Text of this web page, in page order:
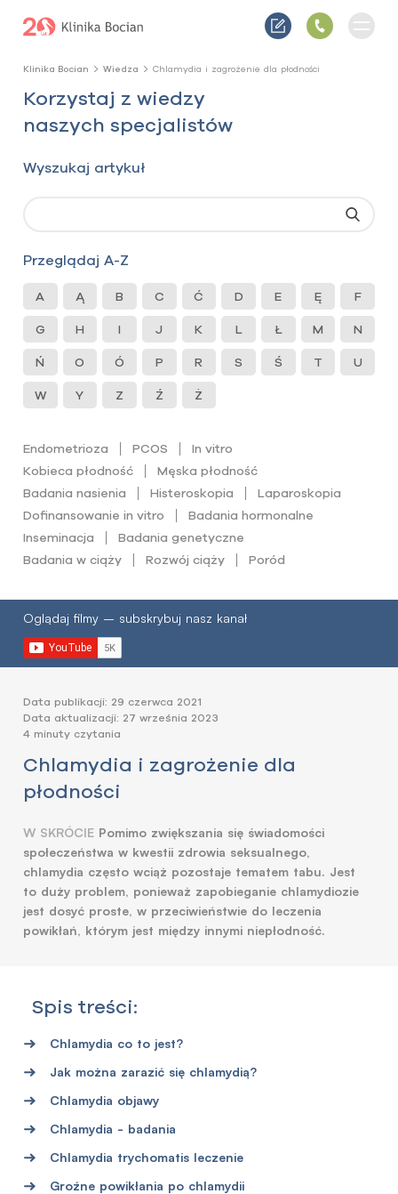
Klinika Bocian Wiedza Chlamydia i zagrożenie dla płodności
Korzystaj z wiedzy
naszych specjalistów
Wyszukaj artykuł
Przeglądaj A-Z
A Ą B C Ć D E Ę F
G H I J K L Ł M N
Ń O Ó P R S Ś T U
W Y Z Ź Ż
Endometrioza PCOS
In vitro
Kobieca płodność
Męska płodność
Badania nasienia
Histeroskopia
Laparoskopia
Dofinansowanie in vitro
Badania hormonalne
Inseminacja
Badania genetyczne
Badania w ciąży
Rozwój ciąży Poród
Oglądaj filmy – subskrybuj nasz kanał
Data publikacji: 29 czerwca 2021
Data aktualizacji: 27 września 2023
4 minuty czytania
Chlamydia i zagrożenie dla
płodności
W SKRÓCIE Pomimo zwiększania się świadomości
społeczeństwa w kwestii zdrowia seksualnego,
chlamydia często wciąż pozostaje tematem tabu. Jest
to duży problem, ponieważ zapobieganie chlamydiozie
jest dosyć proste, w przeciwieństwie do leczenia
powikłań, którym jest między innymi niepłodność.
Spis treści:
Chlamydia co to jest?
Jak można zarazić się chlamydią?
Chlamydia objawy
Chlamydia - badania
Chlamydia trychomatis leczenie
Groźne powikłania po chlamydii